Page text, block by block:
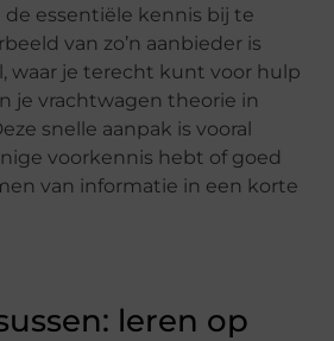
essentiële kennis bij te
van zo’n aanbieder is
waar je terecht kunt voor hulp
je vrachtwagen theorie in
snelle aanpak is vooral
voorkennis hebt of goed
van informatie in een korte
leren op